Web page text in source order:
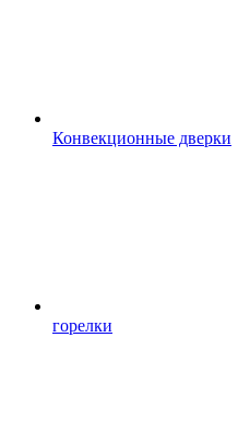
Конвекционные дверки
горелки